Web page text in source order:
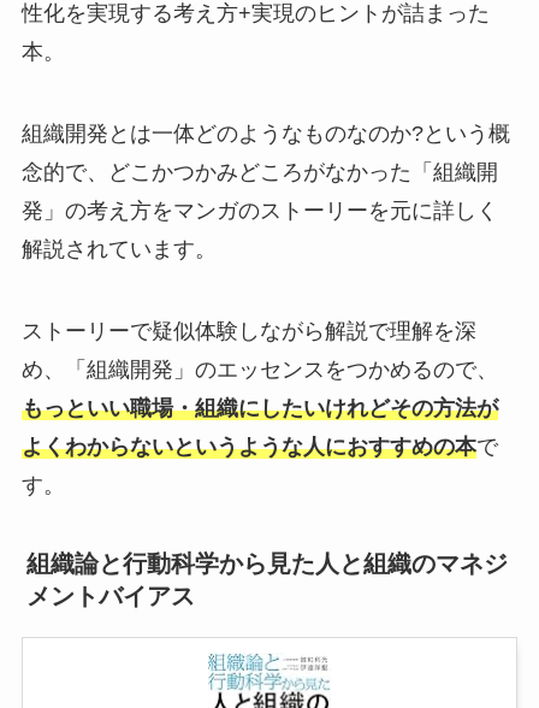
性化を実現する考え方+実現のヒントが詰まった
本。
組織開発とは一体どのようなものなのか?という概
念的で、どこかつかみどころがなかった「組織開
発」の考え方をマンガのストーリーを元に詳しく
解説されています。
ストーリーで疑似体験しながら解説で理解を深
め、「組織開発」のエッセンスをつかめるので、
もっといい職場・組織にしたいけれどその方法が
よくわからないというような人におすすめの本で
す。
組織論と行動科学から見た人と組織のマネジ
メントバイアス